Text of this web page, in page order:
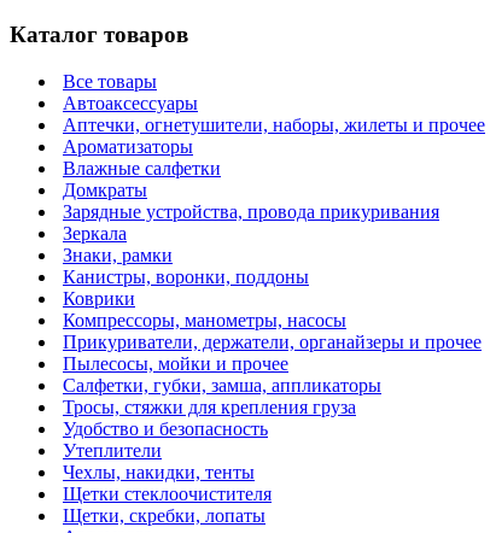
Каталог товаров
Все товары
Автоаксессуары
Аптечки, огнетушители, наборы, жилеты и прочее
Ароматизаторы
Влажные салфетки
Домкраты
Зарядные устройства, провода прикуривания
Зеркала
Знаки, рамки
Канистры, воронки, поддоны
Коврики
Компрессоры, манометры, насосы
Прикуриватели, держатели, органайзеры и прочее
Пылесосы, мойки и прочее
Салфетки, губки, замша, аппликаторы
Тросы, стяжки для крепления груза
Удобство и безопасность
Утеплители
Чехлы, накидки, тенты
Щетки стеклоочистителя
Щетки, скребки, лопаты